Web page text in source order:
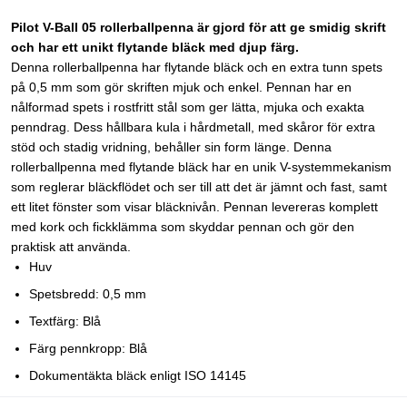
Pilot V-Ball 05 rollerballpenna är gjord för att ge smidig skrift
och har ett unikt flytande bläck med djup färg.
Denna rollerballpenna har flytande bläck och en extra tunn spets
på 0,5 mm som gör skriften mjuk och enkel. Pennan har en
nålformad spets i rostfritt stål som ger lätta, mjuka och exakta
penndrag. Dess hållbara kula i hårdmetall, med skåror för extra
stöd och stadig vridning, behåller sin form länge. Denna
rollerballpenna med flytande bläck har en unik V-systemmekanism
som reglerar bläckflödet och ser till att det är jämnt och fast, samt
ett litet fönster som visar bläcknivån. Pennan levereras komplett
med kork och fickklämma som skyddar pennan och gör den
praktisk att använda.
Huv
Spetsbredd: 0,5 mm
Textfärg: Blå
Färg pennkropp: Blå
Dokumentäkta bläck enligt ISO 14145